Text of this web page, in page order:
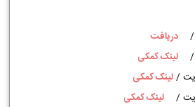
/
دریافت
/
لینک کمکی
/لینک کمکی
/
لینک کمکی